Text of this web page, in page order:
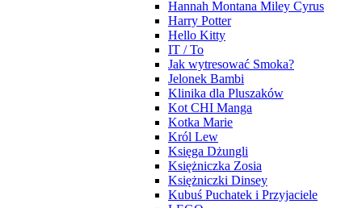
Hannah Montana Miley Cyrus
Harry Potter
Hello Kitty
IT / To
Jak wytresować Smoka?
Jelonek Bambi
Klinika dla Pluszaków
Kot CHI Manga
Kotka Marie
Król Lew
Księga Dżungli
Księżniczka Zosia
Księżniczki Dinsey
Kubuś Puchatek i Przyjaciele